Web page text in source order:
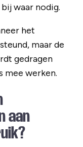
waar nodig.
het
maar de
gedragen
mee werken.
aan